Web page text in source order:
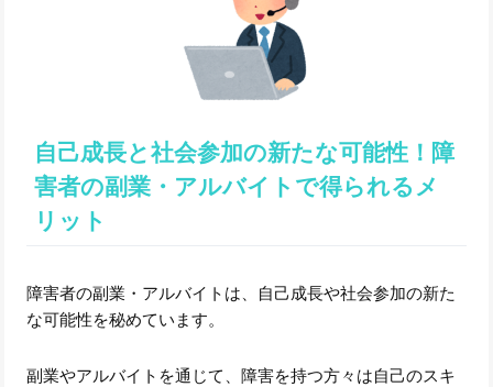
自己成長と社会参加の新たな可能性！障
害者の副業・アルバイトで得られるメ
リット
障害者の副業・アルバイトは、自己成長や社会参加の新た
な可能性を秘めています。
副業やアルバイトを通じて、障害を持つ方々は自己のスキ